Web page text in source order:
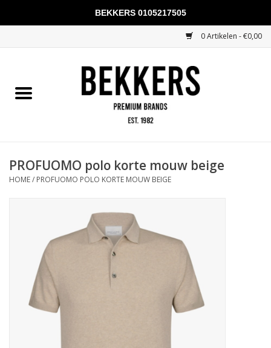
0 Artikelen - €0,00
Mannen
KADOBONNEN
PROFUOMO polo korte mouw beige
HOME/ PROFUOMO POLO KORTE MOUW BEIGE
BEKKERS 0105217505